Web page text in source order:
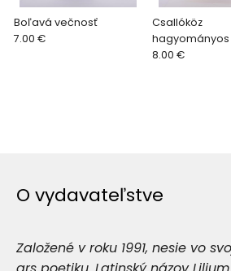
Boľavá večnosť
7.00 €
Csallóköz
hagyományos
Tradičné chute
8.00 €
O vydavateľstve
Založené v roku 1991, nesie vo